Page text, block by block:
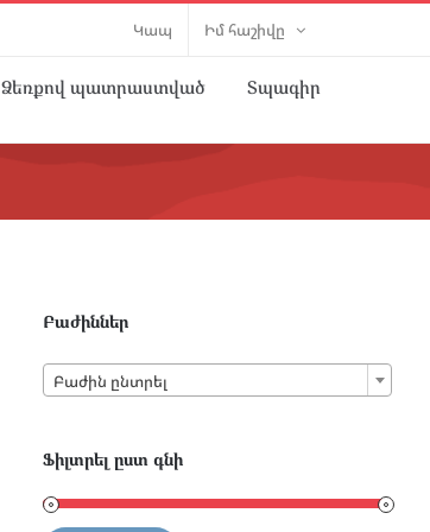
Կապ Իմ հաշիվը
Ձեռքով պատրաստված Տպագիր
Բաժիններ
Բաժին ընտրել
Ֆիլտրել ըստ գնի